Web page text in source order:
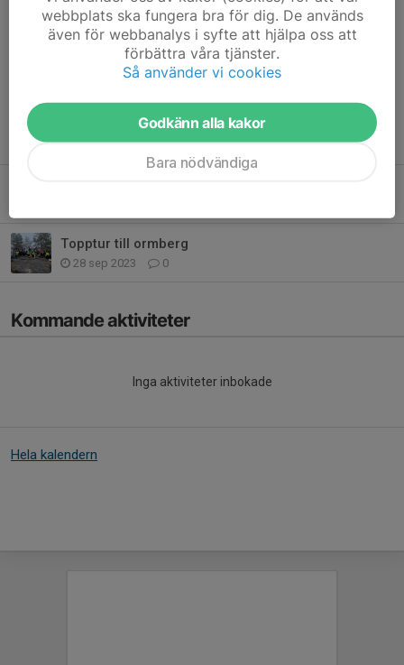
av ledarbrist. Vi ses istället nästa tisdag. Troligtvis blir den
träningen på idrottshallen här i trönö, men vi återkommer med
mer information om det.
Fler nyheter
Topptur till ormberg
28 sep 2023 0
Kommande aktiviteter
Inga aktiviteter inbokade
Hela kalendern
webbplats ska fungera bra för dig. De används
även för webbanalys i syfte att hjälpa oss att
förbättra våra tjänster.
Så använder vi cookies
Godkänn alla kakor
Bara nödvändiga